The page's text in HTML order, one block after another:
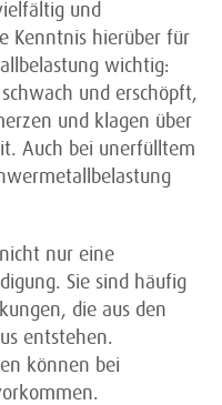
und
Kenntnis hierüber für
wichtig:
und erschöpft,
und klagen über
Auch bei unerfülltem
nur eine
Sie sind häufig
die aus den
entstehen.
können bei